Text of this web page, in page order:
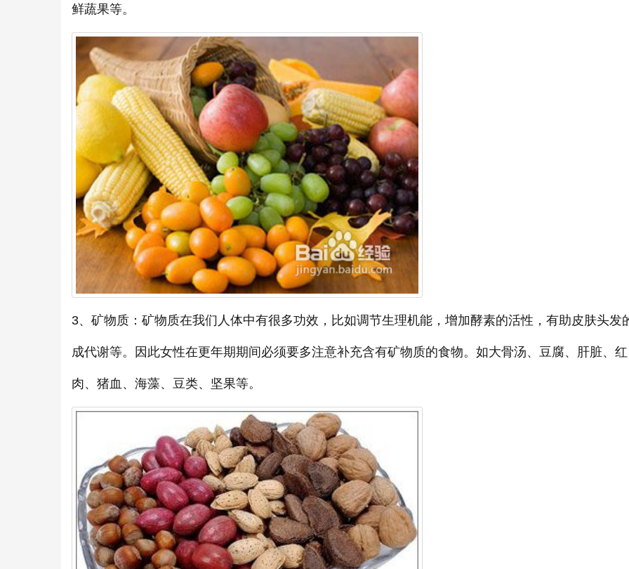
鲜蔬果等。
3、矿物质：矿物质在我们人体中有很多功效，比如调节生理机能，增加酵素的活性，有助皮肤头发
成代谢等。因此女性在更年期期间必须要多注意补充含有矿物质的食物。如大骨汤、豆腐、肝脏、红
肉、猪血、海藻、豆类、坚果等。